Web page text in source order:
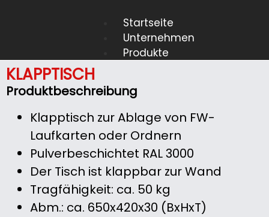
Startseite
Unternehmen
Produkte
Tableaus
Laufkartendepot
Alle anzeigen…
Zur
Übersicht
KLAPPTISCH
Produktbeschreibung
Klapptisch zur Ablage von FW-
Laufkarten oder Ordnern
Pulverbeschichtet RAL 3000
Der Tisch ist klappbar zur Wand
Tragfähigkeit: ca. 50 kg
Abm.: ca. 650x420x30 (BxHxT)